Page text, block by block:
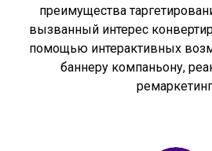
преимущества
вызванный интерес
помощью интерактивных
баннеру компаньону,